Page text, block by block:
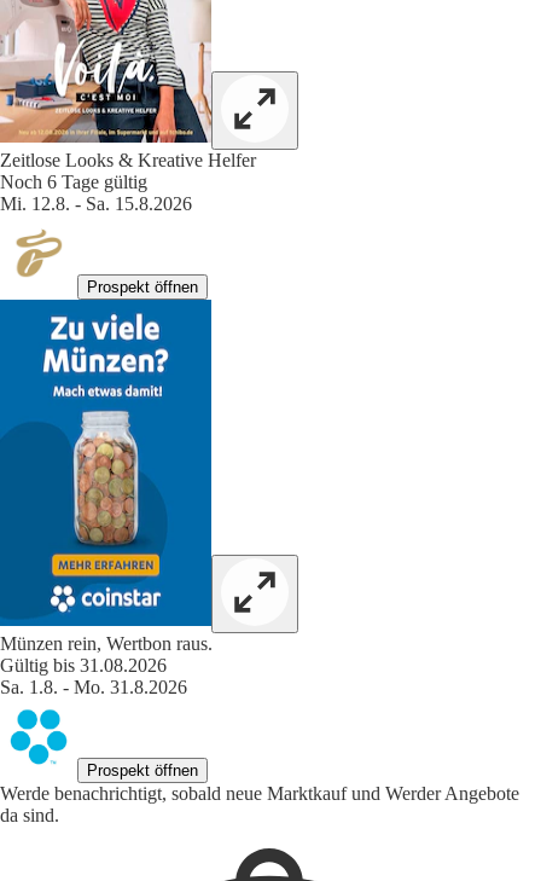
Zeitlose Looks & Kreative Helfer
Noch 6 Tage gültig
Mi. 12.8. - Sa. 15.8.2026
Prospekt öffnen
Münzen rein, Wertbon raus.
Gültig bis 31.08.2026
Sa. 1.8. - Mo. 31.8.2026
Prospekt öffnen
Werde benachrichtigt, sobald neue Marktkauf und Werder Angebote
da sind.